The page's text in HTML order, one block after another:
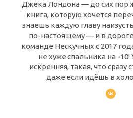
Джека Лондона — до сих пор
книга, которую хочется
знаешь каждую главу
по-настоящему — и в
команде Нескучных с 2017
не хуже спальника на -10!
искренняя, такая, что сразу
даже если идёшь в